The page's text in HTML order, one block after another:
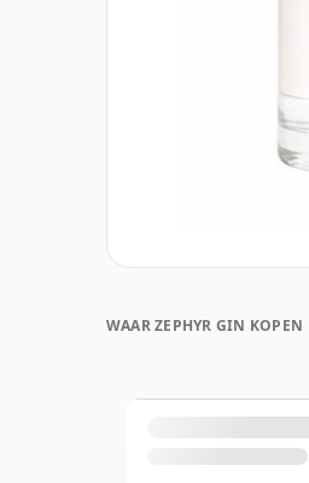
WAAR ZEPHYR GIN KOPEN